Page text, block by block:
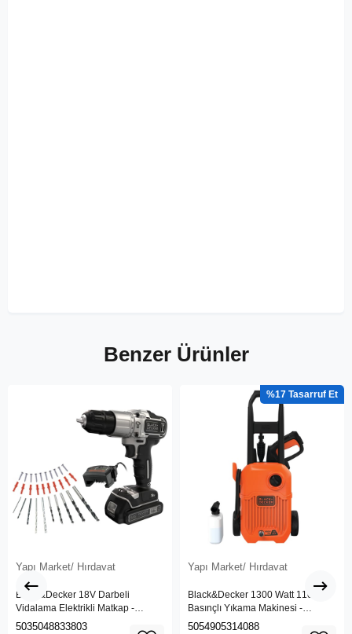
Benzer Ürünler
Yapı Market/ Hırdavat
Black&Decker 18V Darbeli
Vidalama Elektrikli Matkap -
BDCHD18SC1K-QW
5035048833803
Yapı Market/ Hırdavat
Black&Decker 1300 Watt 110 Bar
Basınçlı Yıkama Makinesi -
(BEPW1300L-QS)
5054905314088
%17